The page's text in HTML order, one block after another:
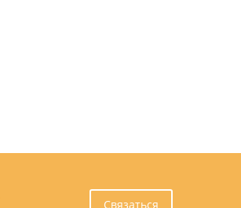
Связаться